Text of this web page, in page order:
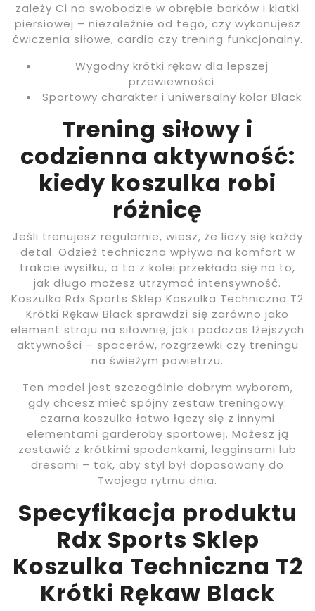
zależy Ci na swobodzie w obrębie barków i klatki
piersiowej – niezależnie od tego, czy wykonujesz
ćwiczenia siłowe, cardio czy trening funkcjonalny.
Wygodny krótki rękaw dla lepszej
przewiewności
Sportowy charakter i uniwersalny kolor Black
Trening siłowy i
codzienna aktywność:
kiedy koszulka robi
różnicę
Jeśli trenujesz regularnie, wiesz, że liczy się każdy
detal. Odzież techniczna wpływa na komfort w
trakcie wysiłku, a to z kolei przekłada się na to,
jak długo możesz utrzymać intensywność.
Koszulka Rdx Sports Sklep Koszulka Techniczna T2
Krótki Rękaw Black sprawdzi się zarówno jako
element stroju na siłownię, jak i podczas lżejszych
aktywności – spacerów, rozgrzewki czy treningu
na świeżym powietrzu.
Ten model jest szczególnie dobrym wyborem,
gdy chcesz mieć spójny zestaw treningowy:
czarna koszulka łatwo łączy się z innymi
elementami garderoby sportowej. Możesz ją
zestawić z krótkimi spodenkami, legginsami lub
dresami – tak, aby styl był dopasowany do
Twojego rytmu dnia.
Specyfikacja produktu
Rdx Sports Sklep
Koszulka Techniczna T2
Krótki Rękaw Black